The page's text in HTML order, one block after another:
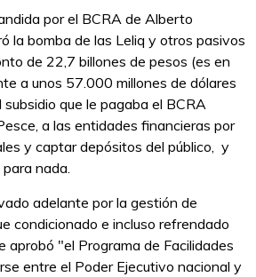
por el BCRA de Alberto
la bomba de las Leliq y otros pasivos
de 22,7 billones de pesos (es en
a unos 57.000 millones de dólares
que le pagaba el BCRA
a las entidades financieras por
y captar depósitos del público, y
nada.
adelante por la gestión de
condicionado e incluso refrendado
aprobó "el Programa de Facilidades
entre el Poder Ejecutivo nacional y